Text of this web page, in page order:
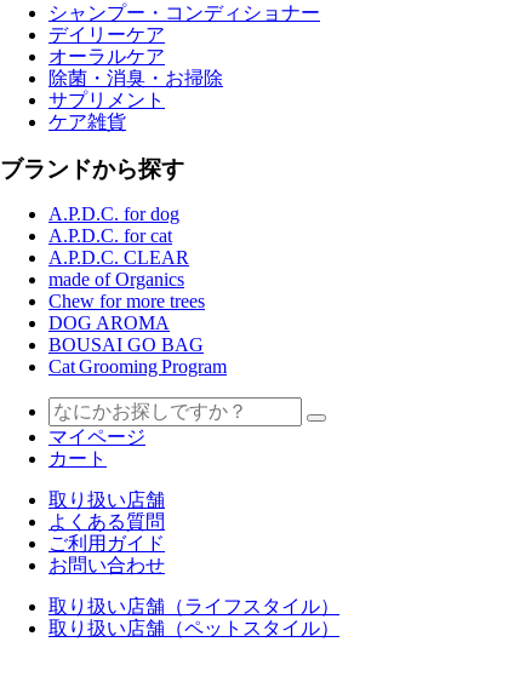
シャンプー・コンディショナー
デイリーケア
オーラルケア
除菌・消臭・お掃除
サプリメント
ケア雑貨
ブランドから探す
A.P.D.C. for dog
A.P.D.C. for cat
A.P.D.C. CLEAR
made of Organics
Chew for more trees
DOG AROMA
BOUSAI GO BAG
Cat Grooming Program
マイページ
カート
取り扱い店舗
よくある質問
ご利用ガイド
お問い合わせ
取り扱い店舗（ライフスタイル）
取り扱い店舗（ペットスタイル）